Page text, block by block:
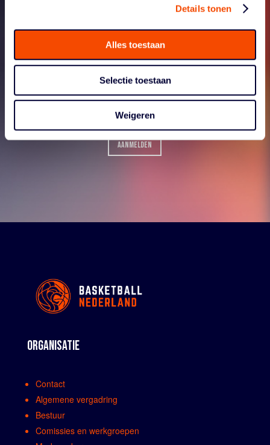
Details tonen
Alles toestaan
Selectie toestaan
Weigeren
MELD JE AAN VOOR
ONZE
NIEUWSBRIEF
AANMELDEN
ORGANISATIE
Contact
Algemene vergadring
Bestuur
Comissies en werkgroepen